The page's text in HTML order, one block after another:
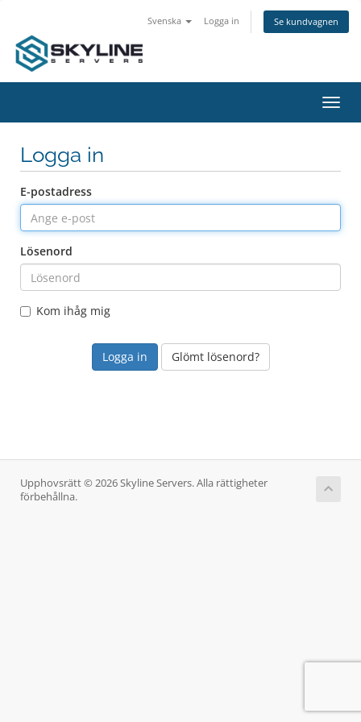
Svenska Logga in Se kundvagnen
Växla
Logga in
E-postadress
Lösenord
Kom ihåg mig
Glömt lösenord?
Upphovsrätt © 2026 Skyline Servers. Alla rättigheter
förbehållna.